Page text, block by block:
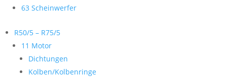
63 Scheinwerfer
R50/5 – R75/5
11 Motor
Dichtungen
Kolben/Kolbenringe